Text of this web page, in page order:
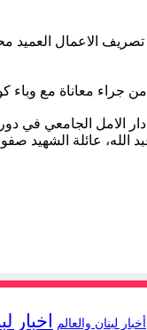
معاناة مع وباء
الامل الجامعي في
عائلة الشهيد
أخبار لبنان والعالم اخبار